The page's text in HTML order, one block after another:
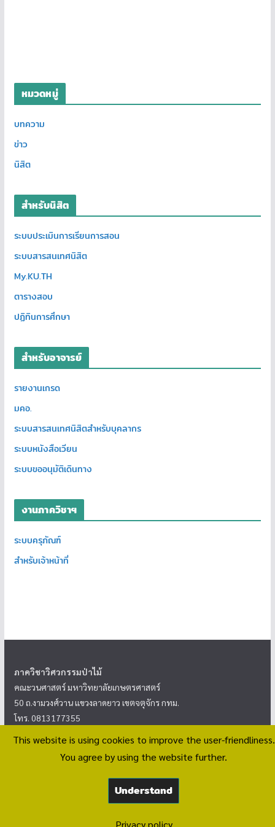
หมวดหมู่
บทความ
ข่าว
นิสิต
สำหรับนิสิต
ระบบประเมินการเรียนการสอน
ระบบสารสนเทศนิสิต
My.KU.TH
ตารางสอบ
ปฏิทินการศึกษา
สำหรับอาจารย์
รายงานเกรด
มคอ.
ระบบสารสนเทศนิสิตสำหรับบุคลากร
ระบบหนังสือเวียน
ระบบขออนุมัติเดินทาง
งานภาควิชาฯ
ระบบครุภัณฑ์
สำหรับเจ้าหน้าที่
ภาควิชาวิศวกรรมป่าไม้
คณะวนศาสตร์ มหาวิทยาลัยเกษตรศาสตร์
50 ถ.งามวงศ์วาน แขวงลาดยาว เขตจตุจักร กทม.
โทร. 0813177355
<นโยบายความเป็นส่วนตัว>
ภาควิชาวิศวกรรมป่าไม้. All rights reserved.
by ThemeGrill. Powered by
This website is using cookies to improve the user-friendliness.
You agree by using the website further.
Understand
Privacy policy